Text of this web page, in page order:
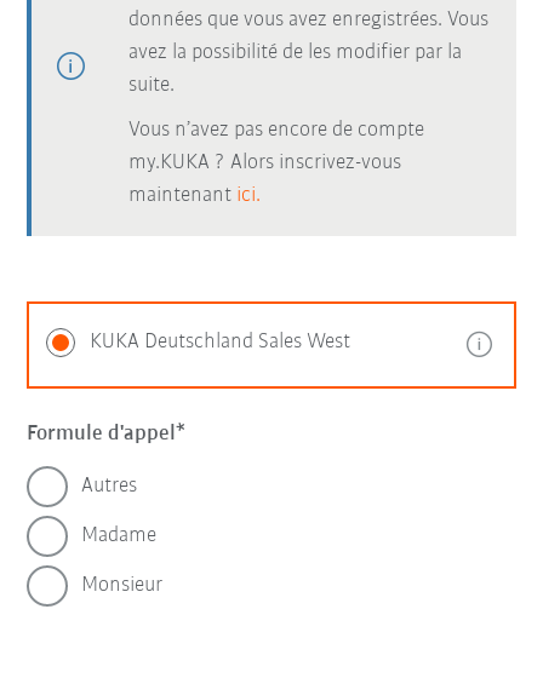
données que vous avez enregistrées. Vous
avez la possibilité de les modifier par la
suite.
Vous n’avez pas encore de compte
my.KUKA ? Alors inscrivez-vous
maintenant ici.
KUKA Deutschland Sales West
Formule d'appel
Autres
Madame
Monsieur